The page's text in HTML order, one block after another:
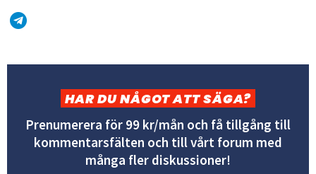
HAR DU NÅGOT ATT SÄGA?
Prenumerera för 99 kr/mån och få tillgång till
kommentarsfälten och till vårt forum med
många fler diskussioner!